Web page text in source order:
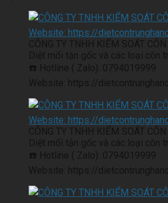
CÔNG TY TNHH KIỂM SOÁT CÔN
Diệt mối tận gốc và các loại côn
☎️ Hotline ( Zalo): 0794019999
Website: https://
CÔNG TY TNHH KIỂM SOÁT CÔN
Diệt mối tận gốc và các loại côn
☎️ Hotline ( Zalo): 0794019999
Website: https://